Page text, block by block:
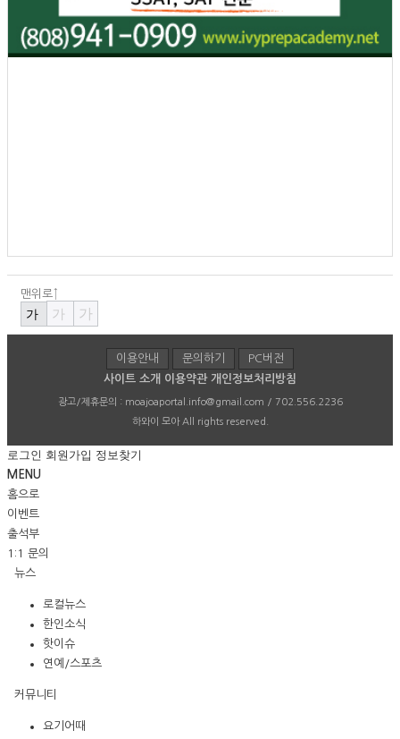
맨위로↑
가 가 가
이용안내 문의하기
PC버전
사이트 소개 이용약관 개인정보처리방침
광고/제휴문의 : moajoaportal.info@gmail.com / 702.556.2236
하와이 모아 All rights reserved.
로그인 회원가입 정보찾기
MENU
홈으로
이벤트
출석부
1:1 문의
뉴스
로컬뉴스
한인소식
핫이슈
연예/스포츠
커뮤니티
요기어때